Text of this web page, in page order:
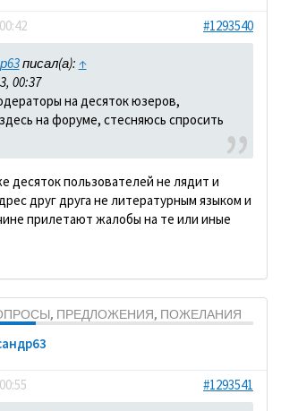
#1293540
писал(а): ↑
00:37
на десяток юзеров,
на форуме, стесняюсь спросить
десяток пользователей не лядит и
друг друга не литературным языком и
прилетают жалобы на те или иные
ПРЕДЛОЖЕНИЯ, ПОЖЕЛАНИЯ
#1293541